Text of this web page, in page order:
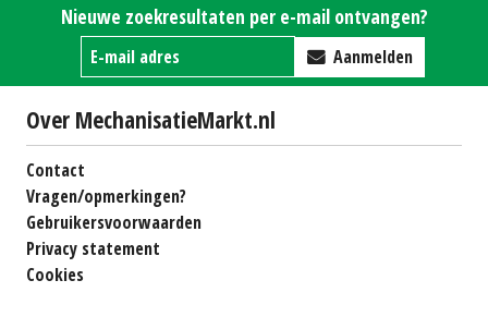
Nieuwe zoekresultaten per e-mail ontvangen?
Aanmelden
Over MechanisatieMarkt.nl
Contact
Vragen/opmerkingen?
Gebruikersvoorwaarden
Privacy statement
Cookies